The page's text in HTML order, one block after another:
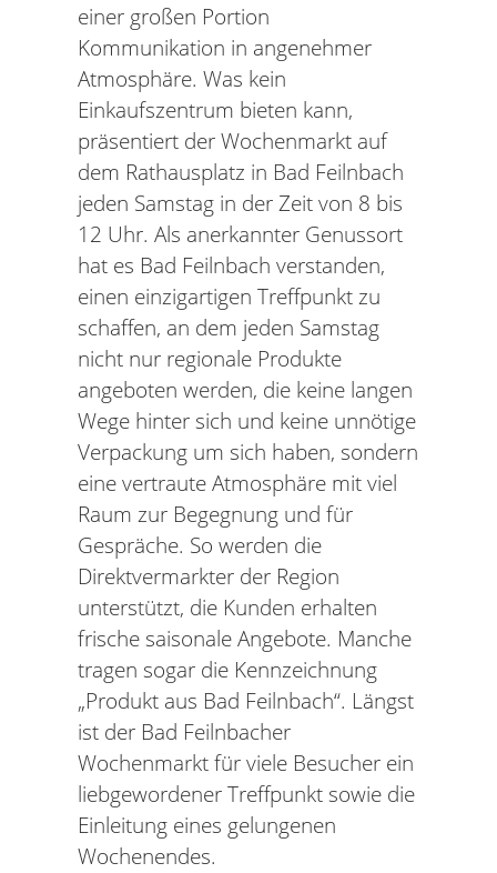
einer großen Portion
Kommunikation in angenehmer
Atmosphäre. Was kein
Einkaufszentrum bieten kann,
präsentiert der Wochenmarkt auf
dem Rathausplatz in Bad Feilnbach
jeden Samstag in der Zeit von 8 bis
12 Uhr. Als anerkannter Genussort
hat es Bad Feilnbach verstanden,
einen einzigartigen Treffpunkt zu
schaffen, an dem jeden Samstag
nicht nur regionale Produkte
angeboten werden, die keine langen
Wege hinter sich und keine unnötige
Verpackung um sich haben, sondern
eine vertraute Atmosphäre mit viel
Raum zur Begegnung und für
Gespräche. So werden die
Direktvermarkter der Region
unterstützt, die Kunden erhalten
frische saisonale Angebote. Manche
tragen sogar die Kennzeichnung
„Produkt aus Bad Feilnbach“. Längst
ist der Bad Feilnbacher
Wochenmarkt für viele Besucher ein
liebgewordener Treffpunkt sowie die
Einleitung eines gelungenen
Wochenendes.